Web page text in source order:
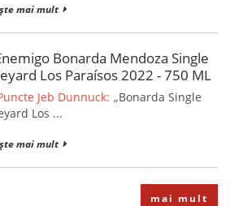
mai mult
Bonarda Mendoza Single
Los Paraísos 2022 - 750 ML
Jeb Dunnuck: „Bonarda Single
Los ...
mai mult
mai mult